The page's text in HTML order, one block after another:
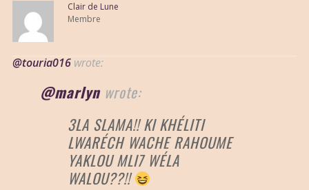
Clair de Lune
Membre
@touria016 wrote:
@marlynwrote:
3LA SLAMA!! KI KHÉLITI
LWARÉCH WACHE RAHOUME
YAKLOU MLI7 WÉLA
WALOU??!!